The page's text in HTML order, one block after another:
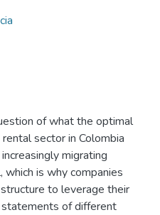
of what the optimal
sector in Colombia
migrating
is why companies
to leverage their
statements of different